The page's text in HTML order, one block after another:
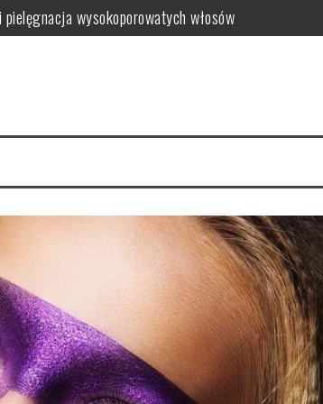
wysokoporowatych włosów
dla skóry
farbowaniu?
pielęgnacja krok po kroku